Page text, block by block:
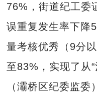
76%，街道纪工委
误重复发生率下降
量考核优秀（9分
至83%，实现了从“
（灞桥区纪委监委）